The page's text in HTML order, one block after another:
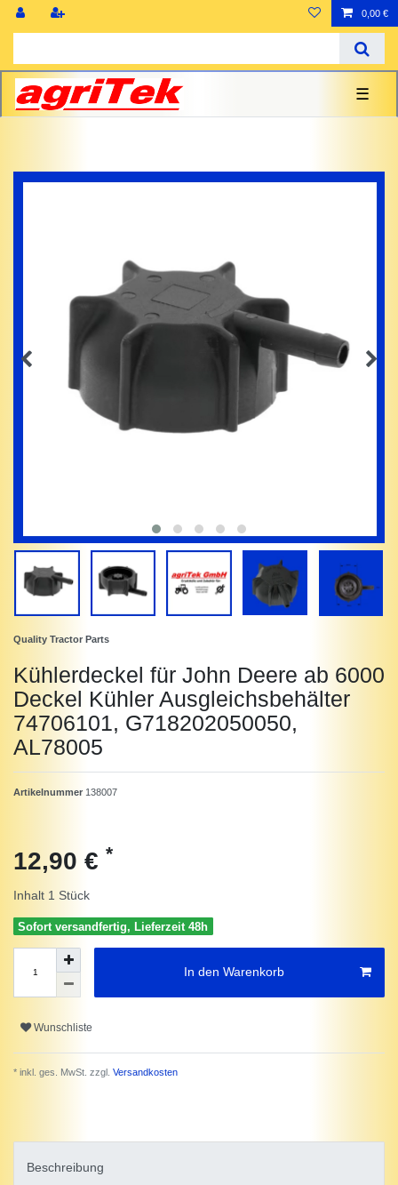
0,00 €
☰
Quality Tractor Parts
Kühlerdeckel für John Deere ab 6000
Deckel Kühler Ausgleichsbehälter
74706101, G718202050050,
AL78005
Artikelnummer 138007
12,90 € *
Inhalt 1 Stück
Sofort versandfertig, Lieferzeit 48h
In den Warenkorb
Wunschliste
* inkl. ges. MwSt. zzgl. Versandkosten
Beschreibung